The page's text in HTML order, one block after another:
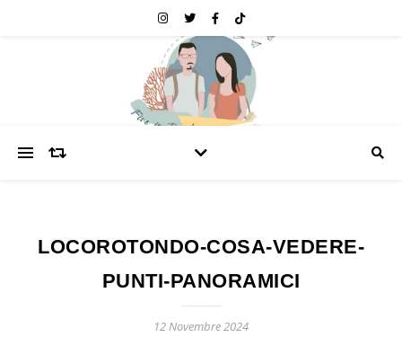
LOCOROTONDO-COSA-VEDERE-
PUNTI-PANORAMICI
12 Novembre 2024